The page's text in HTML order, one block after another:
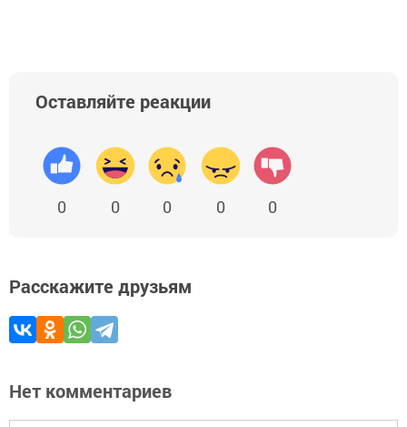
Оставляйте реакции
0 0 0 0 0
Расскажите друзьям
Нет комментариев